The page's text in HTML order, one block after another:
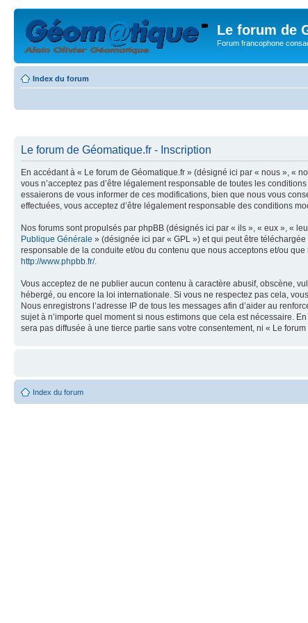
Le forum de
Forum francophone
Index du forum
Le forum de Géomatique.fr - Inscription
En accédant à « Le forum de Géomatique.fr » (désigné ici par « nous », «
vous n’acceptez pas d’être légalement responsable de toutes les
essaierons de vous informer de ces modifications, bien que nous vous
effectuées, vous acceptez d’être légalement responsable des conditions
Nos forums sont propulsés par phpBB (désignés ici par « ils », « eux », «
Publique Générale » (désignée ici par « GPL ») et qui peut être
responsable de la conduite et/ou du contenu que nous acceptons et/ou
http://www.phpbb.fr/.
Vous acceptez de ne publier aucun contenu à caractère abusif, obscène,
hébergé, ou encore la loi internationale. Si vous ne respectez pas cela,
Nous enregistrons l’adresse IP de tous les messages afin d’aider au
sujet à n’importe quel moment si nous estimons que cela est nécessaire.
sera pas diffusée à une tierce partie sans votre consentement, ni « Le
Index du forum